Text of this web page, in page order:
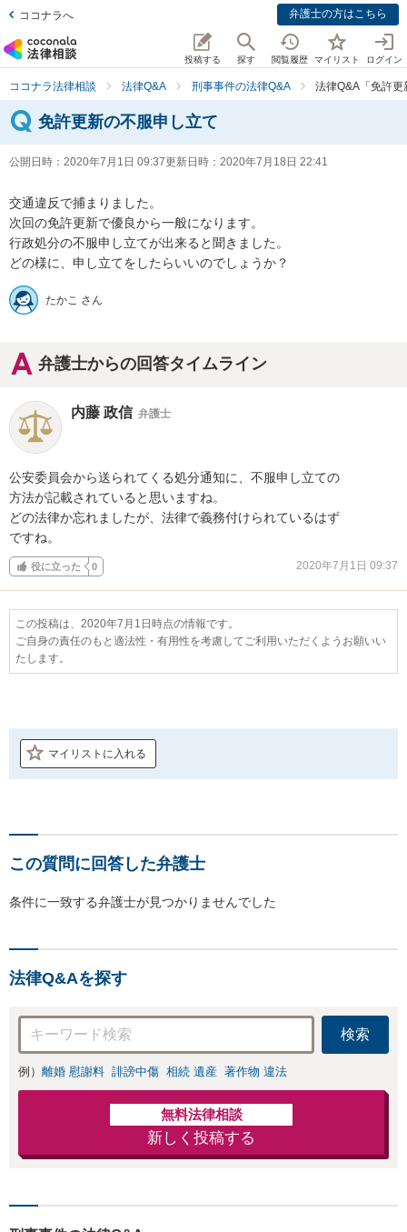
ココナラへ 弁護士の方はこちら
投稿する 探す 閲覧履歴 マイリスト ログイン
ココナラ法律相談 法律Q&A 刑事事件の法律Q&A 法律Q&A「免許
免許更新の不服申し立て
公開日時： 2020年7月1日 09:37更新日時： 2020年7月18日 22:41
交通違反で捕まりました。
次回の免許更新で優良から一般になります。
行政処分の不服申し立てが出来ると聞きました。
どの様に、申し立てをしたらいいのでしょうか？
たかこ さん
弁護士からの回答タイムライン
内藤 政信 弁護士
公安委員会から送られてくる処分通知に、不服申し立ての
方法が記載されていると思いますね。
どの法律か忘れましたが、法律で義務付けられているはず
ですね。
役に立った 0 2020年7月1日 09:37
この投稿は、2020年7月1日時点の情報です。
ご自身の責任のもと適法性・有用性を考慮してご利用いただくようお願いい
たします。
マイリストに入れる
この質問に回答した弁護士
条件に一致する弁護士が見つかりませんでした
法律Q&Aを探す
検索
例） 離婚 慰謝料 誹謗中傷 相続 遺産 著作物 違法
無料法律相談
新しく投稿する